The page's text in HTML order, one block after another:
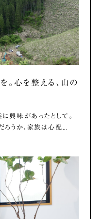
。心を整える、山の
興味があったとして。
ろうか、家族は心配...